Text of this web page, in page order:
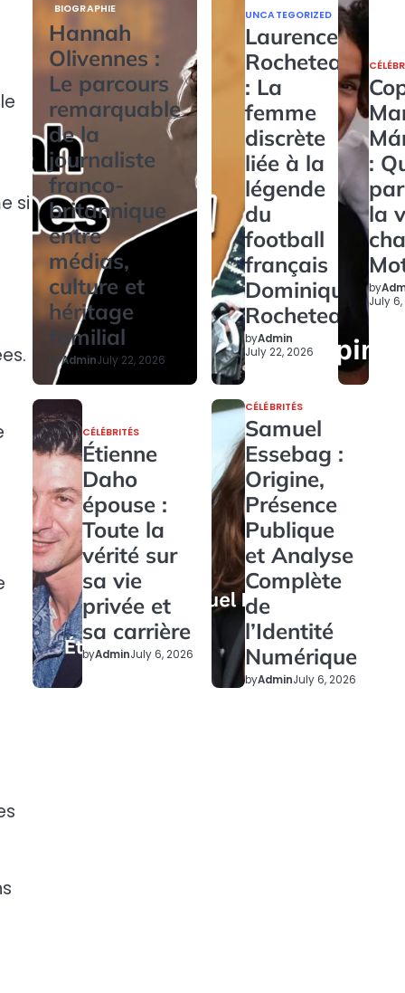
si
BIOGRAPHIE
Hannah
Olivennes :
Le parcours
remarquable
de la
journaliste
franco-
britannique
entre
médias,
culture et
héritage
familial
byAdminJuly 22, 2026
UNCATEGORIZED
Laurence
Rocheteau
: La
femme
discrète
liée à la
légende
du
football
français
Dominique
Rocheteau
byAdmin
July 22, 2026
:
la
by
July
CÉLÉBRITÉS
Étienne
Daho
épouse :
Toute la
vérité sur
sa vie
privée et
sa carrière
byAdminJuly 6, 2026
CÉLÉBRITÉS
Samuel
Essebag :
Origine,
Présence
Publique
et Analyse
Complète
de
l’Identité
Numérique
byAdminJuly 6, 2026